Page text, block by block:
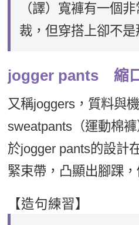
（譯）寬褲有一個
裁，但穿搭上卻不是
jogger pants 縮
又稱joggers，質料與
sweatpants（運動棉
於jogger pants的設計
緊束帶，凸顯出腳踝
【造句練習】